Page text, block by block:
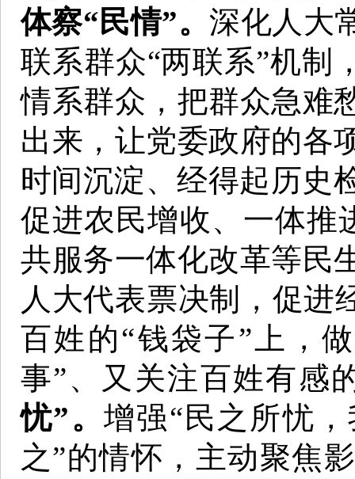
体察“民情”。深化人大
联系群众“两联系”机制
情系群众，把群众急难
出来，让党委政府的各
时间沉淀、经得起历史
促进农民增收、一体推
共服务一体化改革等民
人大代表票决制，促进
百姓的“钱袋子”上，
事”、又关注百姓有感
忧”。 增强“民之所忧
之”的情怀，主动聚焦